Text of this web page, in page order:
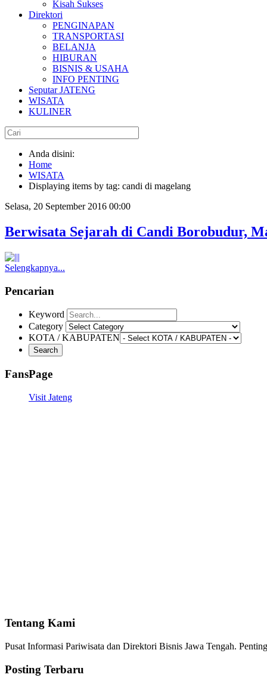
Kisah Sukses
Direktori
PENGINAPAN
TRANSPORTASI
BELANJA
HIBURAN
BISNIS & USAHA
INFO PENTING
Seputar JATENG
WISATA
KULINER
Anda disini:
Home
WISATA
Displaying items by tag: candi di magelang
Selasa, 20 September 2016 00:00
Berwisata Sejarah di Candi Borobudur,
Selengkapnya...
Pencarian
Keyword
Category
KOTA / KABUPATEN
FansPage
Visit Jateng
Tentang Kami
Pusat Informasi Pariwisata dan Direktori Bisnis Jawa Tengah.
Posting Terbaru